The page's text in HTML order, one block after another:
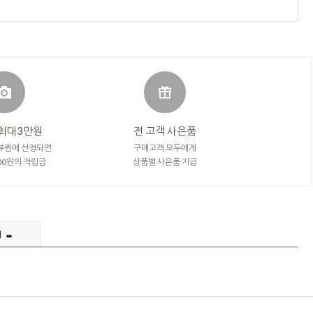
대3만원
퀸에 선정되면
원의 적립금
전 고객 사은품
구매고객 모두에게
상품별 사은품 지급